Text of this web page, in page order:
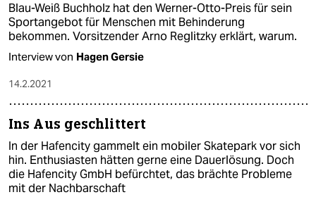
Blau-Weiß Buchholz hat den Werner-Otto-Preis für sein
Sportangebot für Menschen mit Behinderung
bekommen. Vorsitzender Arno Reglitzky erklärt, warum.
Interview von Hagen Gersie
14.2.2021
Ins Aus geschlittert
In der Hafencity gammelt ein mobiler Skatepark vor sich
hin. Enthusiasten hätten gerne eine Dauerlösung. Doch
die Hafencity GmbH befürchtet, das brächte Probleme
mit der Nachbarschaft